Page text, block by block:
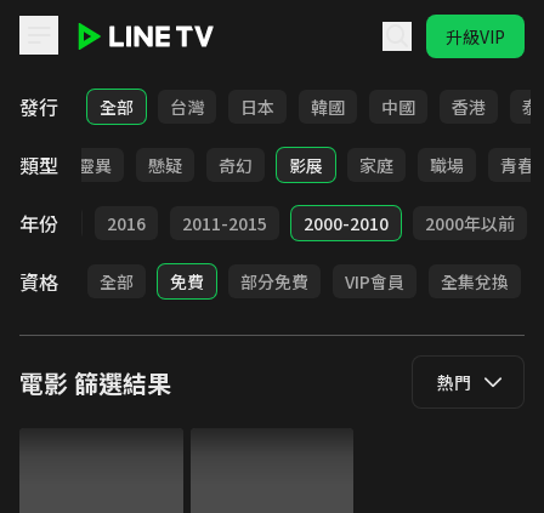
升級VIP
LINE TV - 電影
發行 全部 台灣 日本 韓國 中國 香港 泰
類型
犯罪 靈異 懸疑 奇幻 影展 家庭 職場 青春
年份
2017 2016 2011-2015 2000-2010 2000年以前
資格 全部 免費 部分免費 VIP會員 全集兌換
電影篩選結果 熱門